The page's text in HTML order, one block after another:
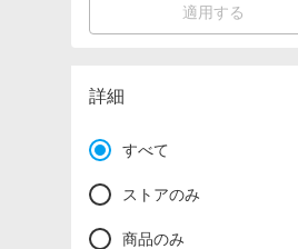
適用する
詳細
すべて
ストアのみ
商品のみ